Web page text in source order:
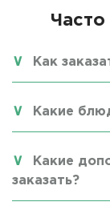
Как
Какие
Какие
заказать?